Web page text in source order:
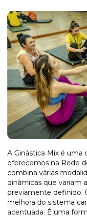
A Ginástica Mix é uma
oferecemos na Rede
combina várias
dinâmicas que variam
previamente definido.
melhora do sistema
acentuada. É uma